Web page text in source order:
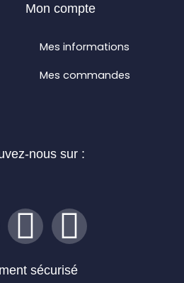
Mon compte
Mes informations
Mes commandes
nous sur :
F
a
L
i
sécurisé